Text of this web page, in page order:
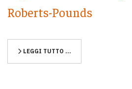
Roberts-Pounds
LEGGI TUTTO …